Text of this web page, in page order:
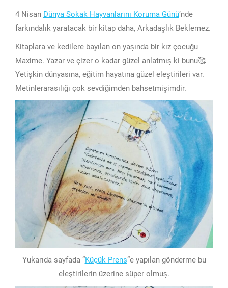
4 Nisan Dünya Sokak Hayvanlarını Koruma Günü‘nde
farkındalık yaratacak bir kitap daha, Arkadaşlık Beklemez.
Kitaplara ve kedilere bayılan on yaşında bir kız çocuğu
Maxime. Yazar ve çizer o kadar güzel anlatmış ki bunu🥰
Yetişkin dünyasına, eğitim hayatına güzel eleştirileri var.
Metinlerarasılığı çok sevdiğimden bahsetmişimdir.
Yukarıda sayfada “Küçük Prens“e yapılan gönderme bu
eleştirilerin üzerine süper olmuş.